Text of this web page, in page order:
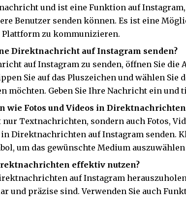
und ist eine Funktion auf
Benutzer senden können. Es ist eine
Plattform zu kommunizieren.
Direktnachricht auf Instagram senden?
auf Instagram zu senden, öffnen Sie die
Sie auf das Pluszeichen und wählen Sie
möchten. Geben Sie Ihre Nachricht ein und
wie Fotos und Videos in Direktnachrichten
nur Textnachrichten, sondern auch Fotos,
Direktnachrichten auf Instagram senden.
um das gewünschte Medium
effektiv nutzen?
auf Instagram
und präzise sind. Verwenden Sie auch